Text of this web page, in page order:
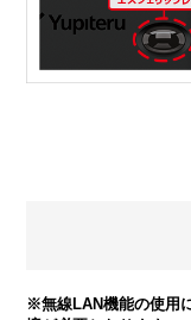
※無線LAN機能の使用